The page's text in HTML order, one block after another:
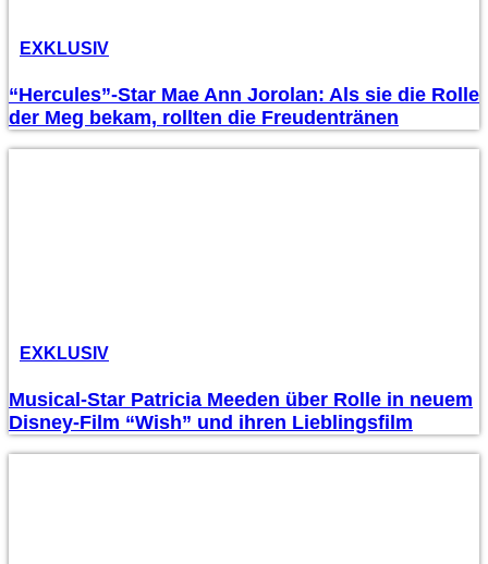
EXKLUSIV
“Hercules”-Star Mae Ann Jorolan: Als sie die Rolle
der Meg bekam, rollten die Freudentränen
EXKLUSIV
Musical-Star Patricia Meeden über Rolle in neuem
Disney-Film “Wish” und ihren Lieblingsfilm